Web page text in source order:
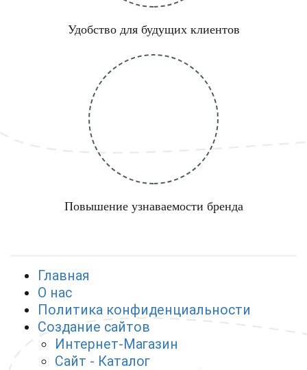
Удобство для будущих клиентов
Повышение узнаваемости бренда
Главная
О нас
Политика конфиденциальности
Создание сайтов
Интернет-Магазин
Сайт - Каталог